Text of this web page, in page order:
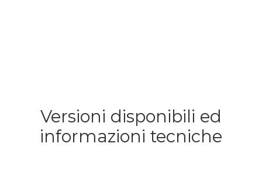
Versioni disponibili ed
informazioni tecniche